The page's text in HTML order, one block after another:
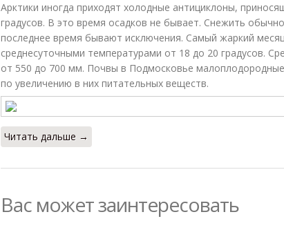
Арктики иногда приходят холодные антициклоны,
градусов. В это время осадков не бывает. Снежить
последнее время бывают исключения. Самый жаркий
среднесуточными температурами от 18 до 20 градусов.
от 550 до 700 мм. Почвы в Подмосковье
по увеличению в них питательных веществ.
Читать дальше →
Вас может заинтересовать